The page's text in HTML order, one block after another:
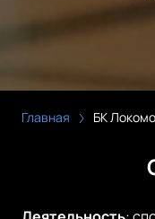
Главная БК